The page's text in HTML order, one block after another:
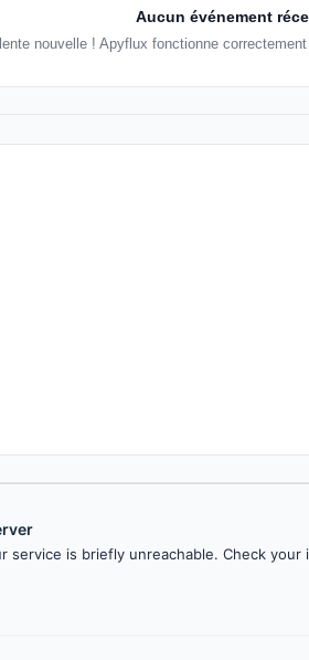
Aucun événement
nouvelle ! Apyflux fonctionne
service is briefly unreachable. Check your